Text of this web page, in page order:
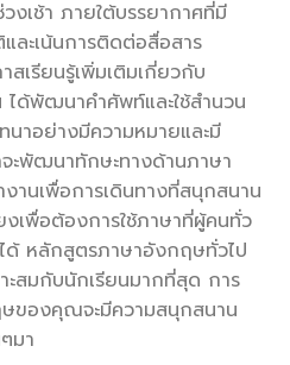
งเช้า ภายใต้บรรยากาศที่มี
และเน้นการติดต่อสื่อสาร
สเรียนรู้เพิ่มเติมเกี่ยวกับ
ด้พัฒนาคำศัพท์และใช้สำนวน
นาอย่างมีความหมายและมี
จะพัฒนาทักษะทางด้านภาษา
านเพื่อการเดินทางที่สนุกสนาน
เพื่อต้องการใช้ภาษาที่ผู้คนทั่ว
ได้ หลักสูตรภาษาอังกฤษทั่วไป
ะสมกับนักเรียนมากที่สุด การ
ของคุณจะมีความสนุกสนาน
มา